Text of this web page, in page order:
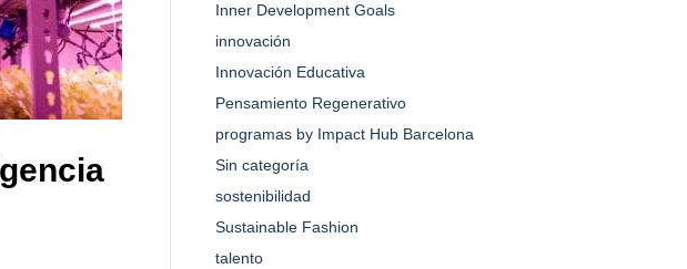
Inner Development Goals
innovación
Innovación Educativa
Pensamiento Regenerativo
programas by Impact Hub Barcelona
Sin categoría
sostenibilidad
Sustainable Fashion
talento